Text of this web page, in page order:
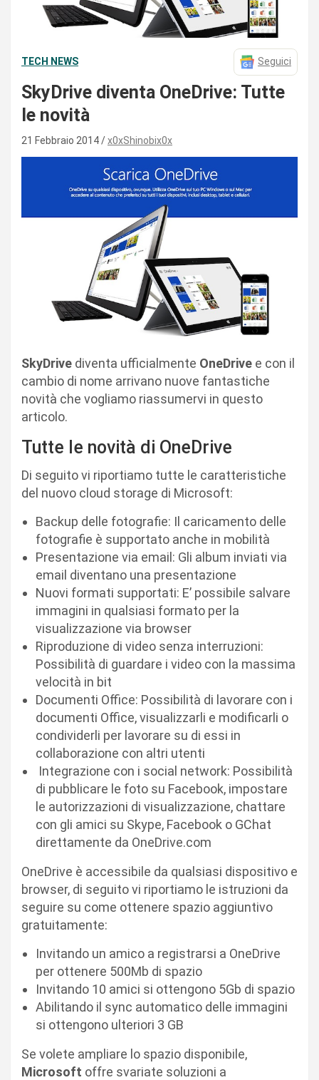
TECH NEWS Seguici
SkyDrive diventa OneDrive: Tutte
le novità
21 Febbraio 2014 x0xShinobix0x
SkyDrive diventa ufficialmente OneDrive e con il
cambio di nome arrivano nuove fantastiche
novità che vogliamo riassumervi in questo
articolo.
Tutte le novità di OneDrive
Di seguito vi riportiamo tutte le caratteristiche
del nuovo cloud storage di Microsoft:
Backup delle fotografie: Il caricamento delle
fotografie è supportato anche in mobilità
Presentazione via email: Gli album inviati via
email diventano una presentazione
Nuovi formati supportati: E’ possibile salvare
immagini in qualsiasi formato per la
visualizzazione via browser
Riproduzione di video senza interruzioni:
Possibilità di guardare i video con la massima
velocità in bit
Documenti Office: Possibilità di lavorare con i
documenti Office, visualizzarli e modificarli o
condividerli per lavorare su di essi in
collaborazione con altri utenti
Integrazione con i social network: Possibilità
di pubblicare le foto su Facebook, impostare
le autorizzazioni di visualizzazione, chattare
con gli amici su Skype, Facebook o GChat
direttamente da OneDrive.com
OneDrive è accessibile da qualsiasi dispositivo e
browser, di seguito vi riportiamo le istruzioni da
seguire su come ottenere spazio aggiuntivo
gratuitamente:
Invitando un amico a registrarsi a OneDrive
per ottenere 500Mb di spazio
Invitando 10 amici si ottengono 5Gb di spazio
Abilitando il sync automatico delle immagini
si ottengono ulteriori 3 GB
Se volete ampliare lo spazio disponibile,
Microsoft offre svariate soluzioni a